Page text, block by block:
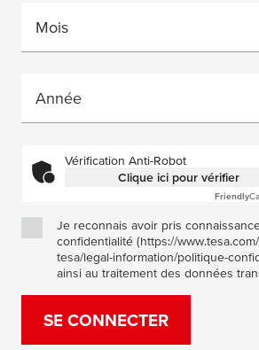
Mois
Année
Vérification Anti-Robot
Clique ici pour vérifier
Friendly
Je reconnais avoir pris
confidentialité (https://
tesa/legal-information/politique-
ainsi au traitement des données
SE CONNECTER